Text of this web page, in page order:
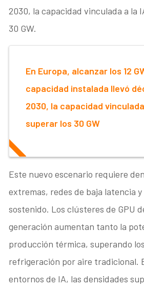
2030, la capacidad vinculada a la
30 GW.
En Europa, alcanzar los 12
capacidad instalada llevó
2030, la capacidad
superar los 30 GW
Este nuevo escenario requiere
extremas, redes de baja latencia
sostenido. Los clústeres de GPU
generación aumentan tanto la
producción térmica, superando
refrigeración por aire tradicional.
entornos de IA, las densidades